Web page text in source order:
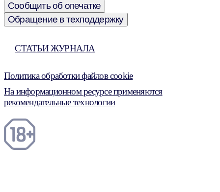
Сообщить об опечатке
Обращение в техподдержку
СТАТЬИ ЖУРНАЛА
Политика обработки файлов cookie
На информационном ресурсе применяются
рекомендательные технологии